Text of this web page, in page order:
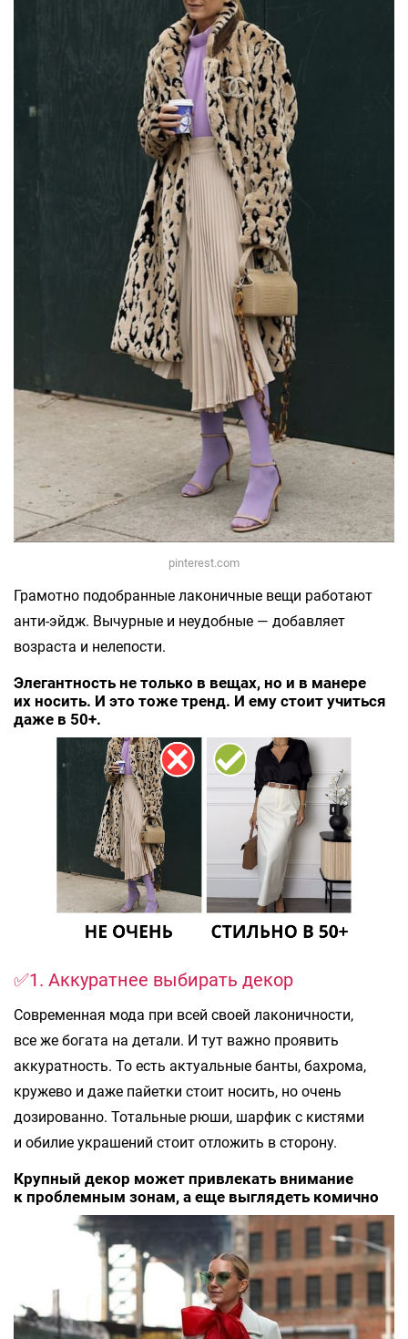
pinterest.com
Грамотно подобранные лаконичные вещи работают
анти-эйдж. Вычурные и неудобные — добавляет
возраста и нелепости.
Элегантность не только в вещах, но и в манере
их носить. И это тоже тренд. И ему стоит учиться
даже в 50+.
✅1. Аккуратнее выбирать декор
Современная мода при всей своей лаконичности,
все же богата на детали. И тут важно проявить
аккуратность. То есть актуальные банты, бахрома,
кружево и даже пайетки стоит носить, но очень
дозированно. Тотальные рюши, шарфик с кистями
и обилие украшений стоит отложить в сторону.
Крупный декор может привлекать внимание
к проблемным зонам, а еще выглядеть комично